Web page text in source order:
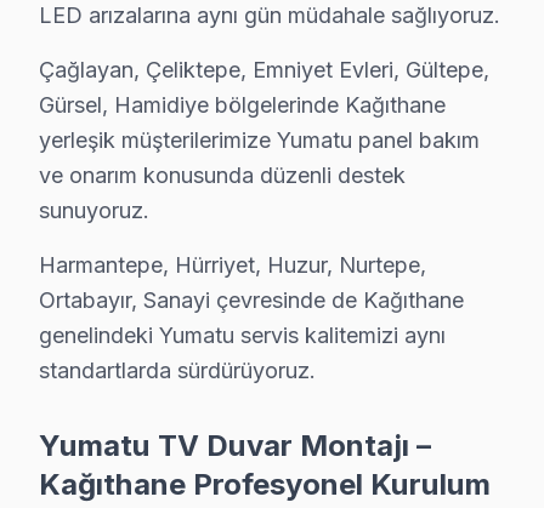
6. Tüm fonksiyonlar kapsamlı test edilir; garanti
Yumatu görüntüleme sistemi'ler için en yaygın
Yumatu televizyon'niz arızalandığında verileri
Yumatu güvenilirliği standartlarında Yumatu
Kağıthane'de Yumatu televizyon servisi arayan tüm
Seyrantepe, Şirintepe, Talatpaşa, Telsizler, Yahya
Çağlayan, Çeliktepe, Emniyet Evleri, Gültepe,
Yumatu TV Duvar Montajı – Kağıthane
LED arızalarına aynı gün müdahale sağlıyoruz.
Çağlayan, Çeliktepe, Emniyet Evleri, Gültepe,
Gürsel, Hamidiye bölgelerinde Kağıthane
yerleşik müşterilerimize Yumatu panel bakım
ve onarım konusunda düzenli destek
sunuyoruz.
Harmantepe, Hürriyet, Huzur, Nurtepe,
Ortabayır, Sanayi çevresinde de Kağıthane
genelindeki Yumatu servis kalitemizi aynı
standartlarda sürdürüyoruz.
Yumatu TV Duvar Montajı –
Kağıthane Profesyonel Kurulum